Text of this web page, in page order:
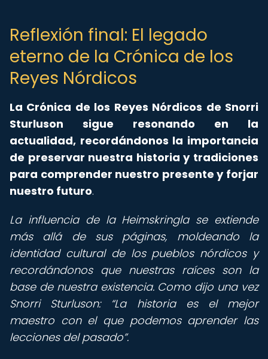
Reflexión final: El legado
eterno de la Crónica de los
Reyes Nórdicos
La Crónica de los Reyes Nórdicos de Snorri
Sturluson sigue resonando en la
actualidad, recordándonos la importancia
de preservar nuestra historia y tradiciones
para comprender nuestro presente y forjar
nuestro futuro.
La influencia de la Heimskringla se extiende
más allá de sus páginas, moldeando la
identidad cultural de los pueblos nórdicos y
recordándonos que nuestras raíces son la
base de nuestra existencia. Como dijo una vez
Snorri Sturluson:
La historia es el mejor
maestro con el que podemos aprender las
lecciones del pasado .